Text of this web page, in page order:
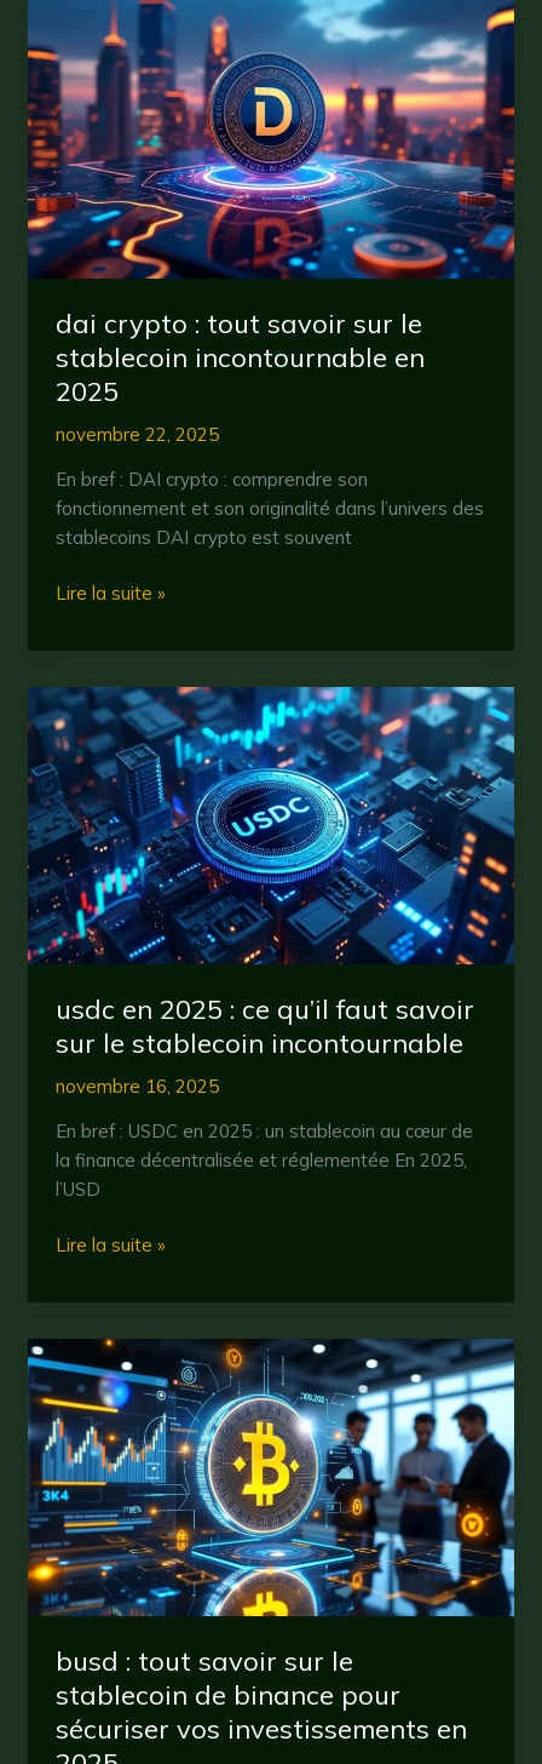
comment
cette
stablecoin
façonne
l’avenir
de
la
cryptomonnaie
dai crypto : tout savoir sur le
stablecoin incontournable en
2025
novembre 22, 2025
En bref : DAI crypto : comprendre son
fonctionnement et son originalité dans l’univers des
stablecoins DAI crypto est souvent
dai
:
savoir
sur
le
stablecoin
incontournable
en
2025
Lire la suite »
usdc en 2025 : ce qu’il faut savoir
sur le stablecoin incontournable
novembre 16, 2025
En bref : USDC en 2025 : un stablecoin au cœur de
la finance décentralisée et réglementée En 2025,
l’USD
usdc
2025
ce
qu’il
faut
savoir
sur
le
stablecoin
incontournable
Lire la suite »
busd : tout savoir sur le
stablecoin de binance pour
sécuriser vos investissements en